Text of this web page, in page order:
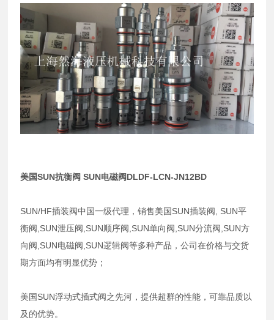
美国SUN抗衡阀 SUN电磁阀DLDF-LCN-JN12BD
SUN/HF插装阀中国一级代理，销售美国SUN插装阀, SUN平
衡阀,SUN泄压阀,SUN顺序阀,SUN单向阀,SUN分流阀,SUN方
向阀,SUN电磁阀,SUN逻辑阀等多种产品，公司在价格与交货
期方面均有明显优势；
美国SUN浮动式插式阀之先河，提供超群的性能，可靠品质以
及的优势。